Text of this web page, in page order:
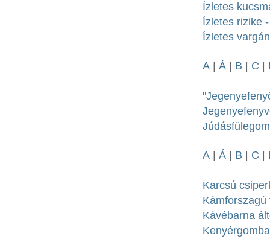
Ízletes
Ízletes rizike
Ízletes
A Á B C
A Á B C
Karcsú
Kávébarna